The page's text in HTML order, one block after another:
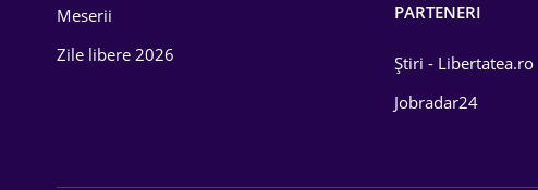
Meserii
Zile libere 2026
PARTENERI
Știri - Libertatea.ro
Jobradar24